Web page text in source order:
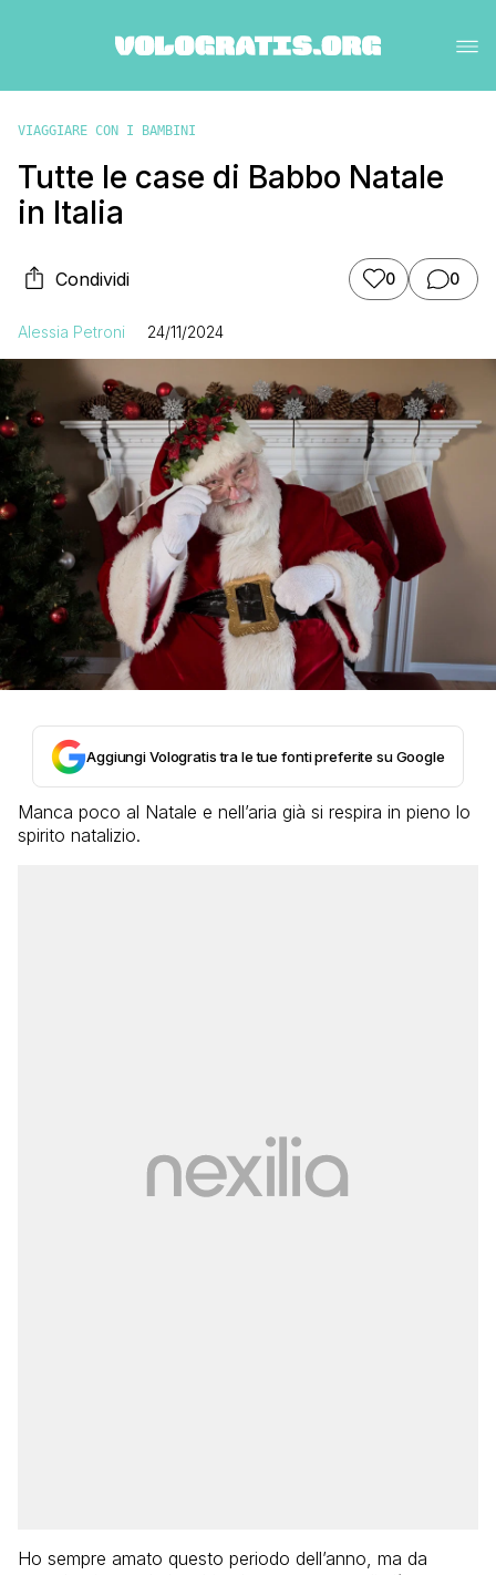
VIAGGIARE CON I BAMBINI
Tutte le case di Babbo Natale
in Italia
Condividi 0 0
Alessia Petroni 24/11/2024
Aggiungi Vologratis tra le tue fonti preferite su Google
Manca poco al Natale e nell’aria già si respira in pieno lo
spirito natalizio.
Ho sempre amato questo periodo dell’anno, ma da